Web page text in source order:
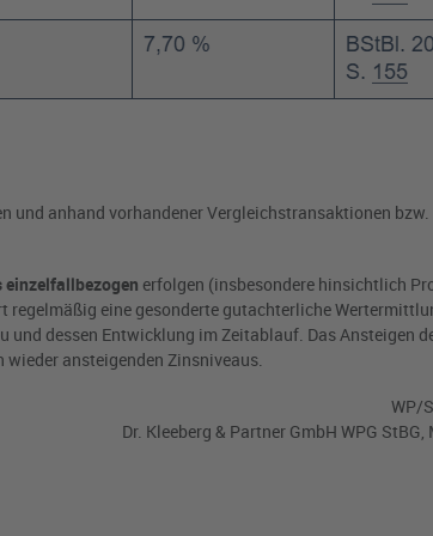
und anhand vorhandener Vergleichstransaktionen
einzelfallbezogen erfolgen (insbesondere hinsichtlich
eine gesonderte gutachterliche
dessen Entwicklung im Zeitablauf. Das Ansteigen
ansteigenden Zinsniveaus.
WP/
Dr. Kleeberg & Partner GmbH WPG StBG,